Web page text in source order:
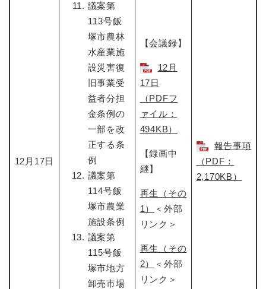
12月17日
議案第
113号飯
塚市農林
水産業施
設災害復
旧事業受
益者分担
金条例の
一部を改
正する条
例
議案第
114号飯
塚市農業
施設条例
議案第
115号飯
塚市地方
卸売市場
【会議録】
12月
17日​
（PDFフ
ァイル：
494KB）
【録画中
継】
再生（その
1）
＜外部
リンク＞
再生（その
2）
＜外部
リンク＞
報告事項
（PDF：
2,170KB）